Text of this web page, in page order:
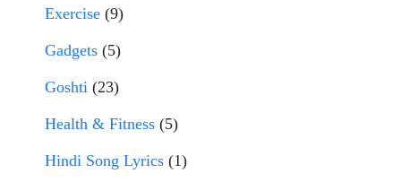
Exercise (9)
Gadgets (5)
Goshti (23)
Health & Fitness (5)
Hindi Song Lyrics (1)